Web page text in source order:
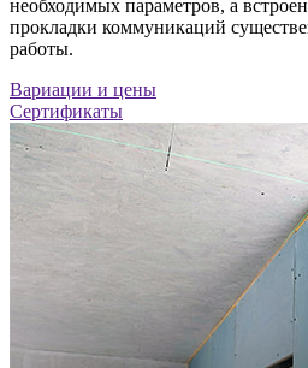
необходимых параметров, а
прокладки коммуникаций
работы.
Вариации и цены
Сертификаты